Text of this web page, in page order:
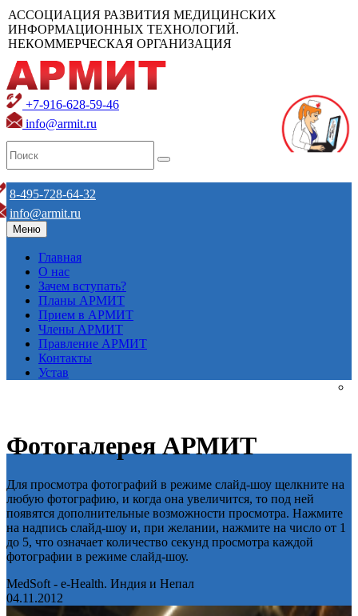
АССОЦИАЦИЯ РАЗВИТИЯ МЕДИЦИНСКИХ
ИНФОРМАЦИОННЫХ ТЕХНОЛОГИЙ.
НЕКОММЕРЧЕСКАЯ ОРГАНИЗАЦИЯ
+7-916-628-59-46
info@armit.ru
8-495-728-64-32
info@armit.ru
Меню
Главная
О нас
Зачем вступать?
Планы АРМИТ
Прием в АРМИТ
Члены АРМИТ
Правление АРМИТ
Контакты
Устав
Фотогалерея АРМИТ
Для просмотра фотографий в режиме слайд-шоу щелкните на
любую фотографию, и когда она увеличится, то под ней
появятся дополнительные возможности просмотра. Нажмите
на надпись слайд-шоу и, при желании, нажмите на число от 1
до 5, что означает количество секунд просмотра каждой
фотографии в режиме слайд-шоу.
MedSoft - e-Health. Индия и Непал
04.11.2012